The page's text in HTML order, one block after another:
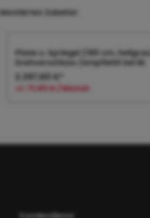
Montiertes Zubehör
Plane u. Spriegel (180 cm, hellgrau)
Drehverschluss (empfiehlt bei Bl.
2.397,60 €*
ab 71,93 € / Monat